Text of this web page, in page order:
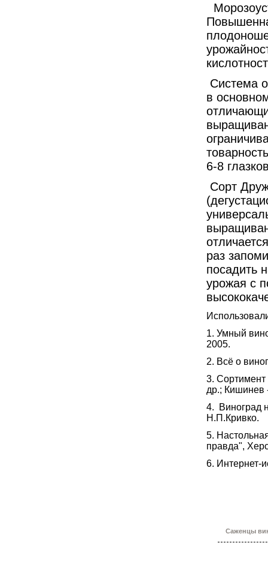
Система
в
6-8
Сорт
раз
посадить
урожая с
1. Умный
2005.
2. Всё о
3.
др.; Кишинев
4. Виноград
Н.П.Кривко.
5.
правда",
6. Интернет-
Саженцы